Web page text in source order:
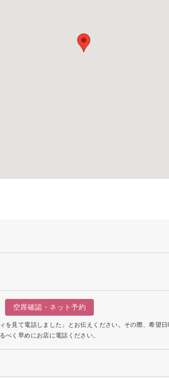
空席確認・ネット予約
を見て電話しました」とお伝えください。その際、希望
べく早めにお店に電話ください。